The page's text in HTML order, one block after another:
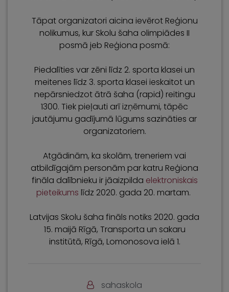
Tāpat organizatori aicina ievērot Reģionu
nolikumus, kur Skolu šaha olimpiādes II
posmā jeb Reģiona posmā:
Piedalīties var zēni līdz 2. sporta klasei un
meitenes līdz 3. sporta klasei ieskaitot un
nepārsniedzot ātrā šaha (rapid) reitingu
1300. Tiek pieļauti arī izņēmumi, tāpēc
jautājumu gadījumā lūgums sazināties ar
organizatoriem.
Atgādinām, ka skolām, treneriem vai
atbildīgajām personām par katru Reģiona
fināla dalībnieku ir jāaizpilda elektroniskais
pieteikums līdz 2020. gada 20. martam.
Latvijas Skolu šaha fināls notiks 2020. gada
15. maijā Rīgā, Transporta un sakaru
institūtā, Rīgā, Lomonosova ielā 1.
sahaskola